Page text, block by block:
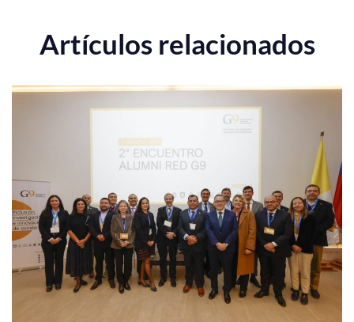
Artículos relacionados